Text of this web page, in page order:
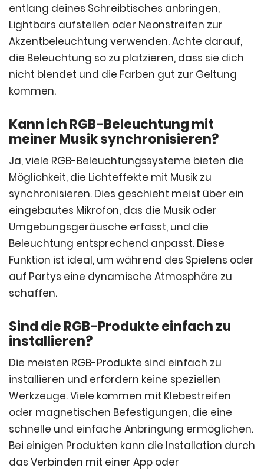
entlang deines Schreibtisches anbringen,
Lightbars aufstellen oder Neonstreifen zur
Akzentbeleuchtung verwenden. Achte darauf,
die Beleuchtung so zu platzieren, dass sie dich
nicht blendet und die Farben gut zur Geltung
kommen.
Kann ich RGB-Beleuchtung mit
meiner Musik synchronisieren?
Ja, viele RGB-Beleuchtungssysteme bieten die
Möglichkeit, die Lichteffekte mit Musik zu
synchronisieren. Dies geschieht meist über ein
eingebautes Mikrofon, das die Musik oder
Umgebungsgeräusche erfasst, und die
Beleuchtung entsprechend anpasst. Diese
Funktion ist ideal, um während des Spielens oder
auf Partys eine dynamische Atmosphäre zu
schaffen.
Sind die RGB-Produkte einfach zu
installieren?
Die meisten RGB-Produkte sind einfach zu
installieren und erfordern keine speziellen
Werkzeuge. Viele kommen mit Klebestreifen
oder magnetischen Befestigungen, die eine
schnelle und einfache Anbringung ermöglichen.
Bei einigen Produkten kann die Installation durch
das Verbinden mit einer App oder